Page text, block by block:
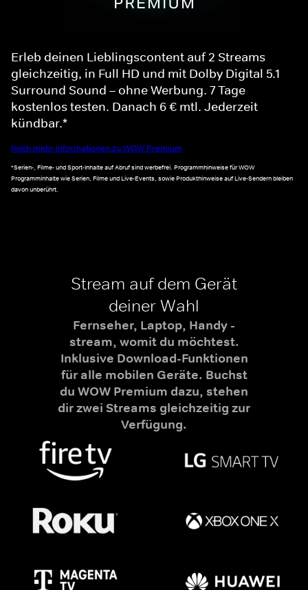
Erleb deinen Lieblingscontent auf 2 Streams
gleichzeitig, in Full HD und mit Dolby Digital 5.1
Surround Sound – ohne Werbung. 7 Tage
kostenlos testen. Danach 6 € mtl. Jederzeit
kündbar.*
Noch mehr Informationen zu WOW Premium
*Serien-, Filme- und Sport-Inhalte auf Abruf sind werbefrei. Programmhinweise für WOW
Programminhalte wie Serien, Filme und Live-Events, sowie Produkthinweise auf Live-Sendern bleiben
davon unberührt.
Stream auf dem Gerät
deiner Wahl
Fernseher, Laptop, Handy -
stream, womit du möchtest.
Inklusive Download-Funktionen
für alle mobilen Geräte. Buchst
du WOW Premium dazu, stehen
dir zwei Streams gleichzeitig zur
Verfügung.